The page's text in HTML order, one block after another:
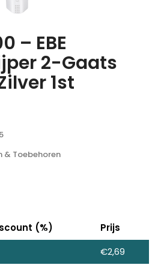
– EBE
2-Gaats
1st
& Toebehoren
(%)
Prijs
€2,69